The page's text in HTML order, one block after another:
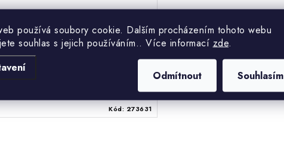
používá soubory cookie. Dalším procházením tohoto webu
souhlas s jejich používáním.. Více informací zde.
Odmítnout Souhlasím
týdnů dle
dodavatele
5 569 Kč bez DPH
6 739 Kč
Kód: 273631